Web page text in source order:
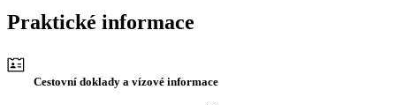
Praktické informace
Cestovní doklady a vízové informace